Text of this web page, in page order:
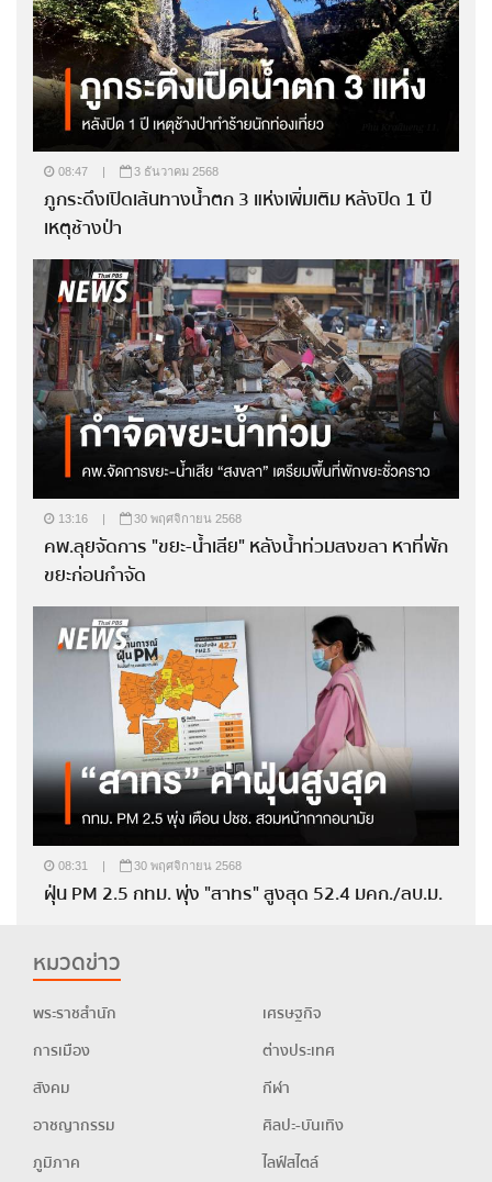
08:47 | 3 ธันวาคม 2568
ภูกระดึงเปิดเส้นทางน้ำตก 3 แห่งเพิ่มเติม หลังปิด 1 ปี
เหตุช้างป่า
13:16 30 พฤศจิกายน 2568
คพ.ลุยจัดการ "ขยะ-น้ำเสีย" หลังน้ำท่วมสงขลา หาที่พัก
ขยะก่อนกำจัด
08:31 30 พฤศจิกายน 2568
ฝุ่น PM 2.5 กทม. พุ่ง "สาทร" สูงสุด 52.4 มคก./ลบ.ม.
หมวดข่าว
พระราชสำนัก
การเมือง
สังคม
อาชญากรรม
ภูมิภาค
เศรษฐกิจ
ต่างประเทศ
กีฬา
ศิลปะ-บันเทิง
ไลฟ์สไตล์